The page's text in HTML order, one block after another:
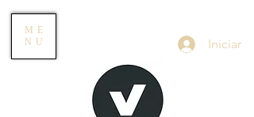
ME
NU
Iniciar